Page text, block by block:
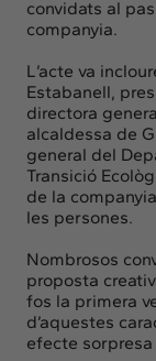
convidats al
companyia.
L’acte va
Estabanell,
directora
alcaldessa de
general del
Transició
de la
les persones.
Nombrosos
proposta
fos la primera
d’aquestes
efecte